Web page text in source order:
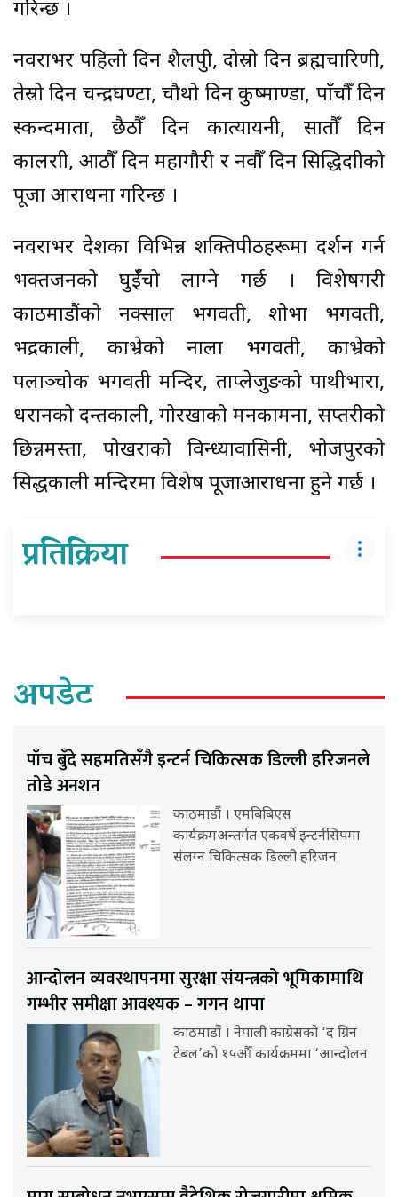
गरिन्छ ।
नवरात्रभर पहिलो दिन शैलपुत्री, दोस्रो दिन ब्रह्मचारिणी,
तेस्रो दिन चन्द्रघण्टा, चौथो दिन कुष्माण्डा, पाँचौँ दिन
स्कन्दमाता, छैठौँ दिन कात्यायनी, सातौँ दिन
कालरात्री, आठौँ दिन महागौरी र नवौँ दिन सिद्धिदात्रीको
पूजा आराधना गरिन्छ ।
नवरात्रभर देशका विभिन्न शक्तिपीठहरूमा दर्शन गर्न
भक्तजनको घुईँचो लाग्ने गर्छ । विशेषगरी
काठमाडौंको नक्साल भगवती, शोभा भगवती,
भद्रकाली, काभ्रेको नाला भगवती, काभ्रेको
पलाञ्चोक भगवती मन्दिर, ताप्लेजुङको पाथीभारा,
धरानको दन्तकाली, गोरखाको मनकामना, सप्तरीको
छिन्नमस्ता, पोखराको विन्ध्यावासिनी, भोजपुरको
सिद्धकाली मन्दिरमा विशेष पूजाआराधना हुने गर्छ ।
प्रतिक्रिया
अपडेट
पाँच बुँदे सहमतिसँगै इन्टर्न चिकित्सक डिल्ली हरिजनले
तोडे अनशन
काठमाडौं । एमबिबिएस
कार्यक्रमअन्तर्गत एकवर्षे इन्टर्नसिपमा
संलग्न चिकित्सक डिल्ली हरिजन
आन्दोलन व्यवस्थापनमा सुरक्षा संयन्त्रको भूमिकामाथि
गम्भीर समीक्षा आवश्यक – गगन थापा
काठमाडौं । नेपाली कांग्रेसको ‘द ग्रिन
टेबल’को १५औँ कार्यक्रममा ‘आन्दोलन